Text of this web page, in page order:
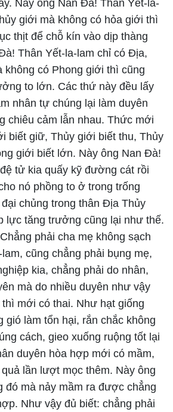
Này ông Nan Đà! Thân Yết-la-
giới mà không có hỏa giới thì
thịt để chỗ kín vào dịp thàng
Thân Yết-la-lam chỉ có Địa,
không có Phong giới thì cũng
to lớn. Các thứ này đều lấy
nhân tự chúng lại làm duyên
chiêu cảm lẫn nhau. Thức mới
biết giữ, Thủy giới biết thu, Thủy
giới biết lớn. Này ông Nan Đà!
tử kia quấy kỹ đường cát rồi
nó phồng to ở trong trống
chủng trong thân Địa Thủy
lực tăng trưởng cũng lại như thế.
phải cha mẹ không sạch
cũng chẳng phải bụng mẹ,
kia, chẳng phải do nhân,
mà do nhiều duyên như vậy
mới có thai. Như hạt giống
gió làm tổn hại, rắn chắc không
cách, gieo xuống ruộng tốt lại
duyên hòa hợp mới có mầm,
lần lượt mọc thêm. Này ông
đó mà nảy mầm ra được chẳng
Như vậy đủ biết: chẳng phải